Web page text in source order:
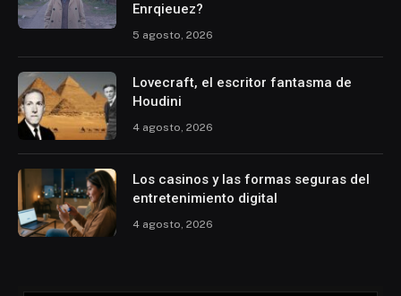
Enrqieuez?
5 agosto, 2026
Lovecraft, el escritor fantasma de
Houdini
4 agosto, 2026
Los casinos y las formas seguras del
entretenimiento digital
4 agosto, 2026